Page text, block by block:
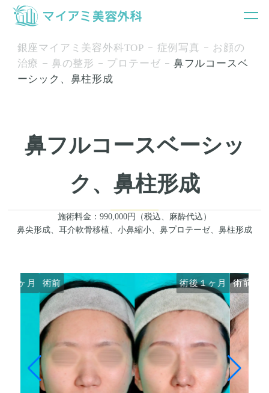
銀座マイアミ美容外科TOP 症例写真
お顔の
治療
鼻の整形 プロテーゼ
鼻フルコースベ
ーシック、鼻柱形成
鼻フルコースベーシッ
ク、鼻柱形成
施術料金：990,000円（税込、麻酔代込）
鼻尖形成、耳介軟骨移植、小鼻縮小、鼻プロテーゼ、鼻柱形成
１ヶ月 術前 術後１ヶ月 術前